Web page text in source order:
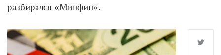
разбирался «Минфин».